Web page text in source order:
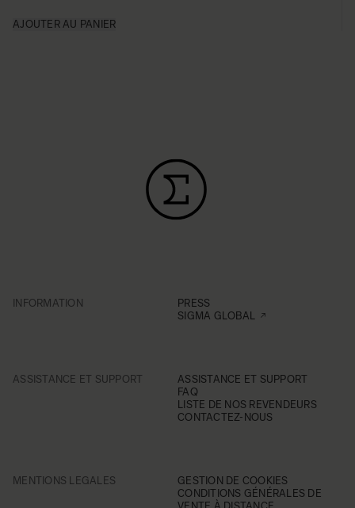
AJOUTER AU PANIER
INFORMATION
PRESS
SIGMA GLOBAL
ASSISTANCE ET SUPPORT
ASSISTANCE ET SUPPORT
FAQ
LISTE DE NOS REVENDEURS
CONTACTEZ-NOUS
MENTIONS LEGALES
GESTION DE COOKIES
CONDITIONS GÉNÉRALES DE